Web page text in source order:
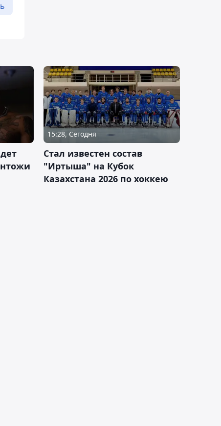
15:28, Сегодня
Стал известен состав
"Иртыша" на Кубок
Казахстана 2026 по хоккею